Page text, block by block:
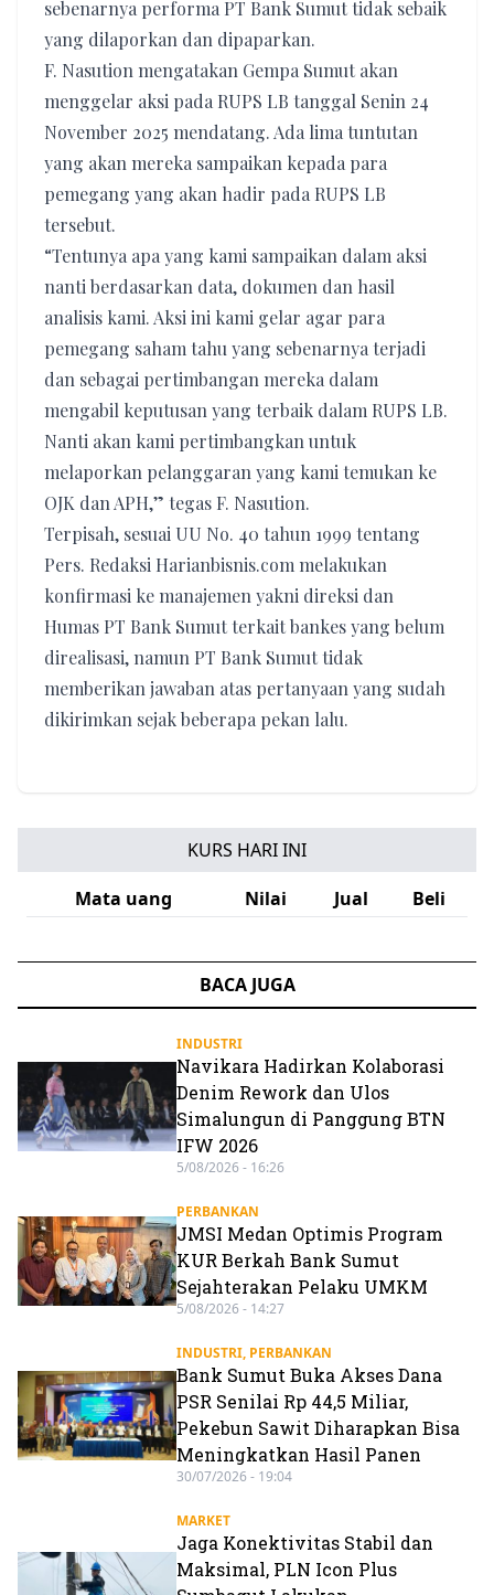
sebenarnya performa PT Bank Sumut tidak sebaik
yang dilaporkan dan dipaparkan.
F. Nasution mengatakan Gempa Sumut akan
menggelar aksi pada RUPS LB tanggal Senin 24
November 2025 mendatang. Ada lima tuntutan
yang akan mereka sampaikan kepada para
pemegang yang akan hadir pada RUPS LB
tersebut.
“Tentunya apa yang kami sampaikan dalam aksi
nanti berdasarkan data, dokumen dan hasil
analisis kami. Aksi ini kami gelar agar para
pemegang saham tahu yang sebenarnya terjadi
dan sebagai pertimbangan mereka dalam
mengabil keputusan yang terbaik dalam RUPS LB.
Nanti akan kami pertimbangkan untuk
melaporkan pelanggaran yang kami temukan ke
OJK dan APH,” tegas F. Nasution.
Terpisah, sesuai UU No. 40 tahun 1999 tentang
Pers. Redaksi Harianbisnis.com melakukan
konfirmasi ke manajemen yakni direksi dan
Humas PT Bank Sumut terkait bankes yang belum
direalisasi, namun PT Bank Sumut tidak
memberikan jawaban atas pertanyaan yang sudah
dikirimkan sejak beberapa pekan lalu.
KURS HARI INI
Mata uang
Nilai Jual Beli
BACA JUGA
INDUSTRI
Navikara Hadirkan Kolaborasi
Denim Rework dan Ulos
Simalungun di Panggung BTN
IFW 2026
5/08/2026 - 16:26
PERBANKAN
JMSI Medan Optimis Program
KUR Berkah Bank Sumut
Sejahterakan Pelaku UMKM
5/08/2026 - 14:27
INDUSTRI, PERBANKAN
Bank Sumut Buka Akses Dana
PSR Senilai Rp 44,5 Miliar,
Pekebun Sawit Diharapkan Bisa
Meningkatkan Hasil Panen
30/07/2026 - 19:04
MARKET
Jaga Konektivitas Stabil dan
Maksimal, PLN Icon Plus